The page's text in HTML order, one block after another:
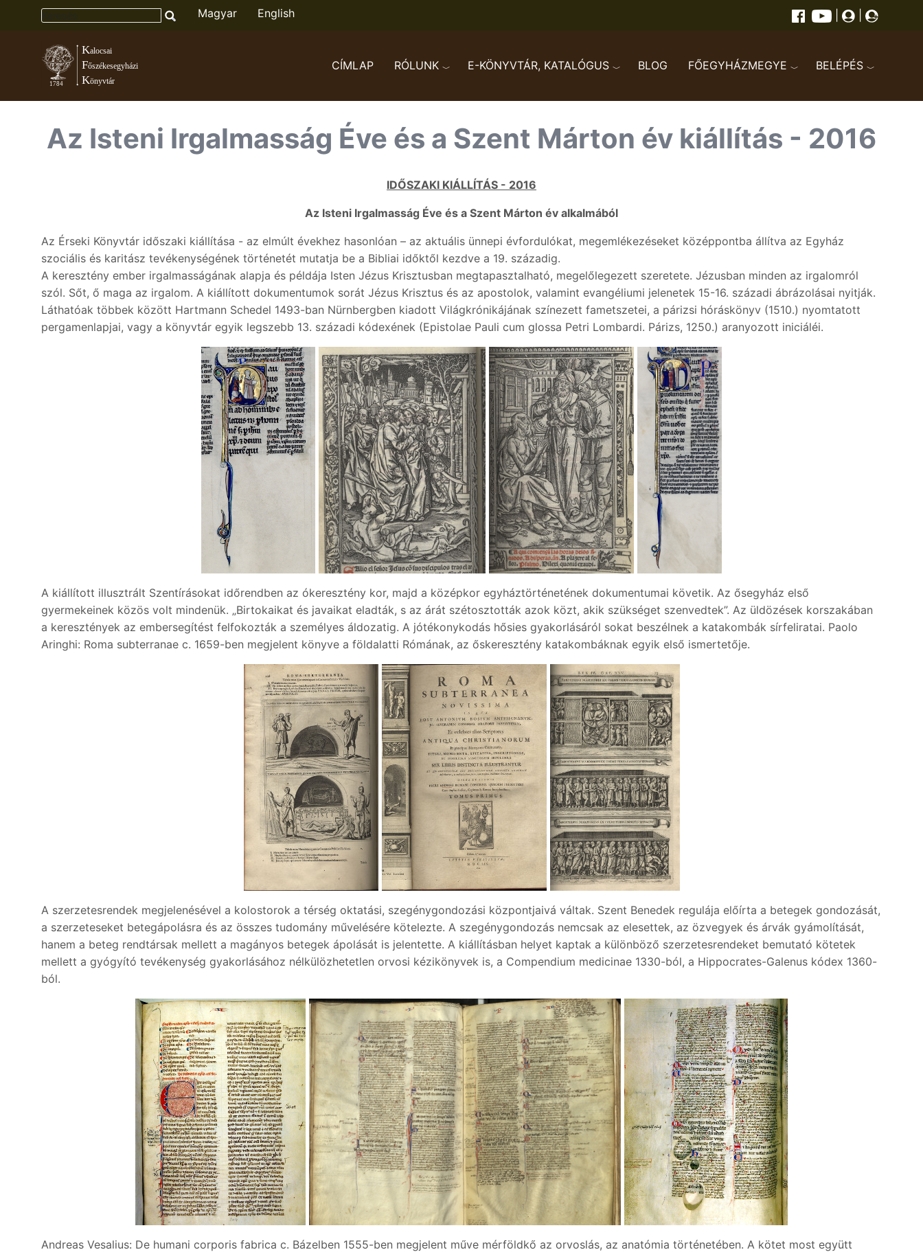
Magyar English
CÍMLAP RÓLUNK E-KÖNYVTÁR, KATALÓGUS BLOG FŐEGYHÁZMEGYE BELÉPÉS
Az Isteni Irgalmasság Éve és a Szent Márton év kiállítás - 2016
IDŐSZAKI KIÁLLÍTÁS - 2016
Az Isteni Irgalmasság Éve és a Szent Márton év alkalmából
Az Érseki Könyvtár időszaki kiállítása - az elmúlt évekhez hasonlóan – az aktuális ünnepi évfordulókat, megemlékezéseket középpontba állítva az Egyház
szociális és karitász tevékenységének történetét mutatja be a Bibliai időktől kezdve a 19. századig.
A keresztény ember irgalmasságának alapja és példája Isten Jézus Krisztusban megtapasztalható, megelőlegezett szeretete. Jézusban minden az irgalomról
szól. Sőt, ő maga az irgalom. A kiállított dokumentumok sorát Jézus Krisztus és az apostolok, valamint evangéliumi jelenetek 15-16. századi ábrázolásai nyitják.
Láthatóak többek között Hartmann Schedel 1493-ban Nürnbergben kiadott Világkrónikájának színezett fametszetei, a párizsi hóráskönyv (1510.) nyomtatott
pergamenlapjai, vagy a könyvtár egyik legszebb 13. századi kódexének (Epistolae Pauli cum glossa Petri Lombardi. Párizs, 1250.) aranyozott iniciáléi.
A kiállított illusztrált Szentírásokat időrendben az ókeresztény kor, majd a középkor egyháztörténetének dokumentumai követik. Az ősegyház első
gyermekeinek közös volt mindenük. „Birtokaikat és javaikat eladták, s az árát szétosztották azok közt, akik szükséget szenvedtek”. Az üldözések korszakában
a keresztények az embersegítést felfokozták a személyes áldozatig. A jótékonykodás hősies gyakorlásáról sokat beszélnek a katakombák sírfeliratai. Paolo
Aringhi: Roma subterranae c. 1659-ben megjelent könyve a földalatti Rómának, az őskeresztény katakombáknak egyik első ismertetője.
A szerzetesrendek megjelenésével a kolostorok a térség oktatási, szegénygondozási központjaivá váltak. Szent Benedek regulája előírta a betegek gondozását,
a szerzeteseket betegápolásra és az összes tudomány művelésére kötelezte. A szegénygondozás nemcsak az elesettek, az özvegyek és árvák gyámolítását,
hanem a beteg rendtársak mellett a magányos betegek ápolását is jelentette. A kiállításban helyet kaptak a különböző szerzetesrendeket bemutató kötetek
mellett a gyógyító tevékenység gyakorlásához nélkülözhetetlen orvosi kézikönyvek is, a Compendium medicinae 1330-ból, a Hippocrates-Galenus kódex 1360-
ból.
Andreas Vesalius: De humani corporis fabrica c. Bázelben 1555-ben megjelent műve mérföldkő az orvoslás, az anatómia történetében. A kötet most együtt